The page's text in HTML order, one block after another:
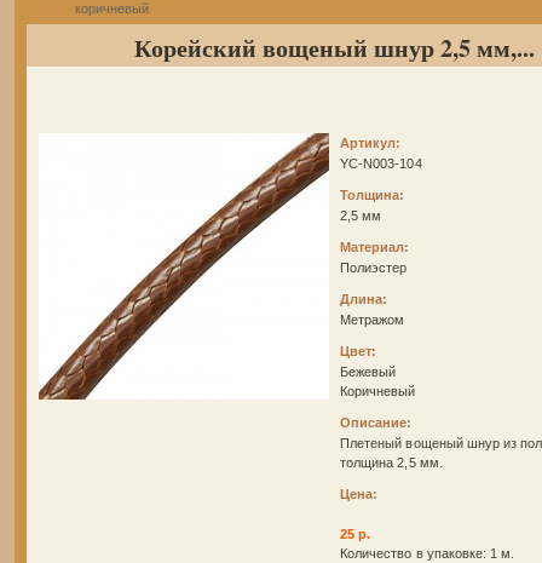
коричневый
Корейский вощеный шнур 2,5 мм,...
Артикул:
YC-N003-104
Толщина:
2,5 мм
Материал:
Полиэстер
Длина:
Метражом
Цвет:
Бежевый
Коричневый
Описание:
Плетеный вощеный шнур из
толщина 2,5 мм.
Цена:
25 р.
Количество в упаковке: 1 м.